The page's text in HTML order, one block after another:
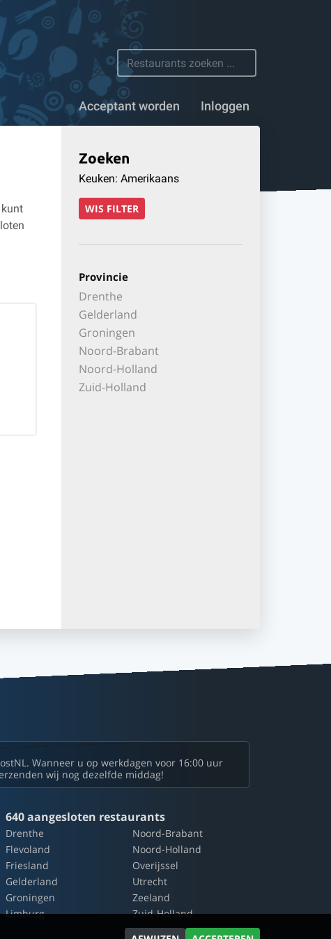
Acceptant worden Inloggen
restaurants
kunt
Zoeken
Keuken: Amerikaans
WIS FILTER
Provincie
Drenthe
Gelderland
Groningen
Noord-Brabant
Noord-Holland
Zuid-Holland
Wanneer u op werkdagen voor 16:00 uur
wij nog dezelfde middag!
640 aangesloten restaurants
Drenthe
Flevoland
Friesland
Gelderland
Groningen
Limburg
Noord-Brabant
Noord-Holland
Overijssel
Utrecht
Zeeland
Zuid-Holland